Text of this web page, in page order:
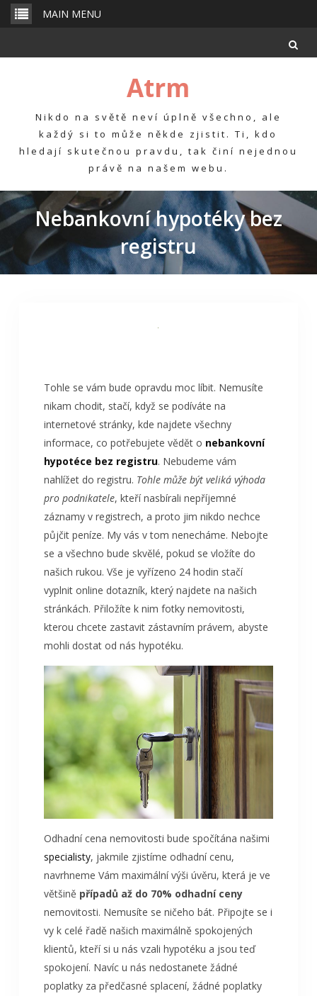
Skip
MAIN MENU
Atrm
Nikdo na světě neví úplně všechno, ale
každý si to může někde zjistit. Ti, kdo
hledají skutečnou pravdu, tak činí nejednou
právě na našem webu.
Nebankovní hypotéky bez
registru
Tohle se vám bude opravdu moc líbit. Nemusíte
nikam chodit, stačí, když se podíváte na
internetové stránky, kde najdete všechny
informace, co potřebujete vědět o nebankovní
hypotéce bez registru. Nebudeme vám
nahlížet do registru. Tohle může být veliká výhoda
pro podnikatele, kteří nasbírali nepříjemné
záznamy v registrech, a proto jim nikdo nechce
půjčit peníze. My vás v tom nenecháme. Nebojte
se a všechno bude skvělé, pokud se vložíte do
našich rukou. Vše je vyřízeno 24 hodin stačí
vyplnit online dotazník, který najdete na našich
stránkách. Přiložíte k nim fotky nemovitosti,
kterou chcete zastavit zástavním právem, abyste
mohli dostat od nás hypotéku.
Odhadní cena nemovitosti bude spočítána našimi
specialisty, jakmile zjistíme odhadní cenu,
navrhneme Vám maximální výši úvěru, která je ve
většině případů až do 70% odhadní ceny
nemovitosti. Nemusíte se ničeho bát. Připojte se i
vy k celé řadě našich maximálně spokojených
klientů, kteří si u nás vzali hypotéku a jsou teď
spokojení. Navíc u nás nedostanete žádné
poplatky za předčasné splacení, žádné poplatky